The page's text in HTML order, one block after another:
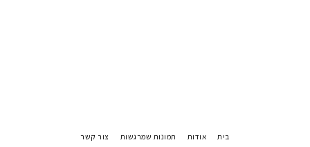
בית אודות תמונות שמרגשות צור קשר